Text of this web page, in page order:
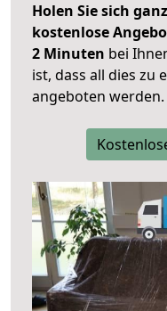
Holen Sie sich
kostenlose
2 Minuten bei
ist, dass all dies zu
angeboten werden.